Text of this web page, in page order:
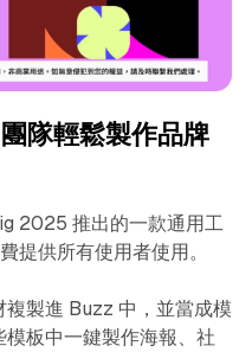
隊輕鬆製作品牌
2025 推出的一款通用工
提供所有使用者使用。
製進 Buzz 中，並當成模
板中一鍵製作海報、社